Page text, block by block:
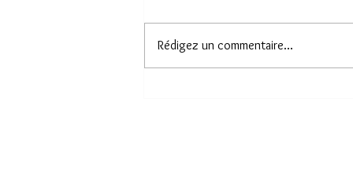
Rédigez un commentaire...